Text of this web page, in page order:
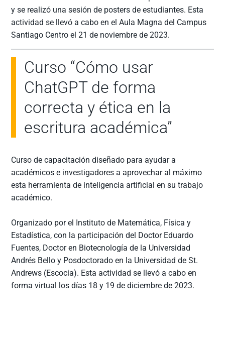
y se realizó una sesión de posters de estudiantes. Esta
actividad se llevó a cabo en el Aula Magna del Campus
Santiago Centro el 21 de noviembre de 2023.
Curso “Cómo usar
ChatGPT de forma
correcta y ética en la
escritura académica”
Curso de capacitación diseñado para ayudar a
académicos e investigadores a aprovechar al máximo
esta herramienta de inteligencia artificial en su trabajo
académico.
Organizado por el Instituto de Matemática, Física y
Estadística, con la participación del Doctor Eduardo
Fuentes, Doctor en Biotecnología de la Universidad
Andrés Bello y Posdoctorado en la Universidad de St.
Andrews (Escocia). Esta actividad se llevó a cabo en
forma virtual los días 18 y 19 de diciembre de 2023.